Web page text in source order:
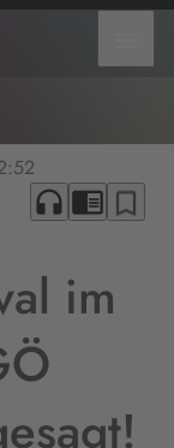
headphones chrome_reader_mode bookmark_border
im